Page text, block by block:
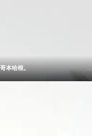
本哈根。